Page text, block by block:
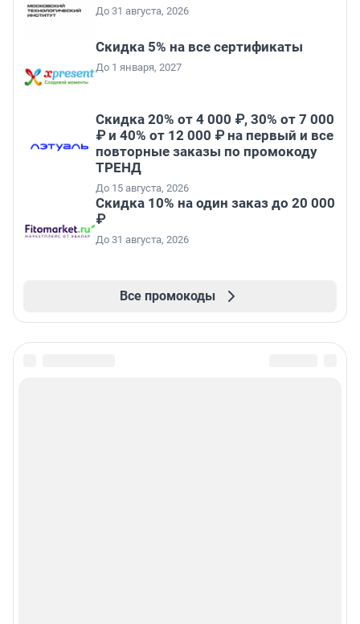
До 31 августа, 2026
Скидка 5% на все сертификаты
До 1 января, 2027
Скидка 20% от 4 000 ₽, 30% от 7 000
₽ и 40% от 12 000 ₽ на первый и все
повторные заказы по промокоду
ТРЕНД
До 15 августа, 2026
Скидка 10% на один заказ до 20 000
₽
До 31 августа, 2026
Все промокоды